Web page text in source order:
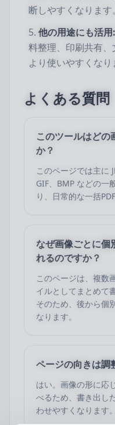
断しやすくなります。
他の用途にも活用:
料整理、印刷共有
より使いやすくなり
よくある質問
このツールはどの
か？
このページでは主に
GIF、BMP などの一
り、日常的な一括
なぜ画像ごとに個
れるのですか？
このページは、複数
イルとしてまとめて
そのため、後から個
なります。
ページの向きは調
はい。画像の形に応
べるため、書き出し
わせやすくなります。